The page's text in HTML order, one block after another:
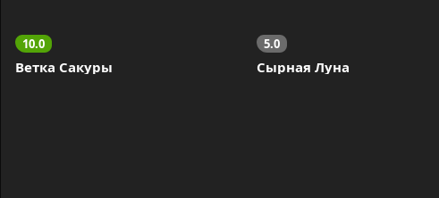
10.0
Ветка Сакуры
5.0
Сырная Луна